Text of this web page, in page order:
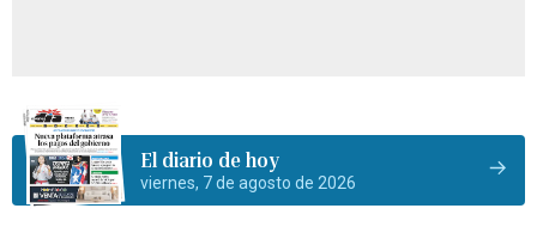
El diario de hoy
viernes, 7 de agosto de 2026